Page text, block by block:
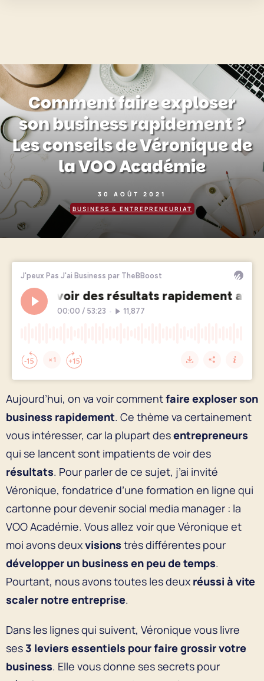
Comment faire exploser
son business rapidement ?
Les conseils de Véronique de
la VOO Académie
30 AOÛT 2021
BUSINESS & ENTREPRENEURIAT
Aujourd’hui, on va voir commentfaire exploser son
business rapidement. Ce thème va certainement
vous intéresser, car la plupart desentrepreneurs
qui se lancent sont impatients de voir des
résultats. Pour parler de ce sujet, j’ai invité
Véronique, fondatrice d’une formation en ligne qui
cartonne pour devenir social media manager : la
VOO Académie. Vous allez voir que Véronique et
moi avons deuxvisions très différentes pour
développer un business en peu de temps.
Pourtant, nous avons toutes les deux réussi à vite
scaler notre entreprise.
Dans les lignes qui suivent, Véronique vous livre
ses3 leviers essentiels pour faire grossir votre
business. Elle vous donne ses secrets pour